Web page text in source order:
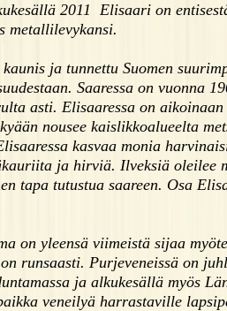
2011 Elisaari on
metallilevykansi.
ja tunnettu Suomen
Saaressa on vuonna
asti. Elisaaressa on
nousee kaislikkoalueelta
kasvaa monia
ja hirviä. Ilveksiä oleilee
tapa tutustua saareen. Osa
on yleensä viimeistä sijaa
runsaasti. Purjeveneissä on
ja alkukesällä myös
veneilyä harrastaville